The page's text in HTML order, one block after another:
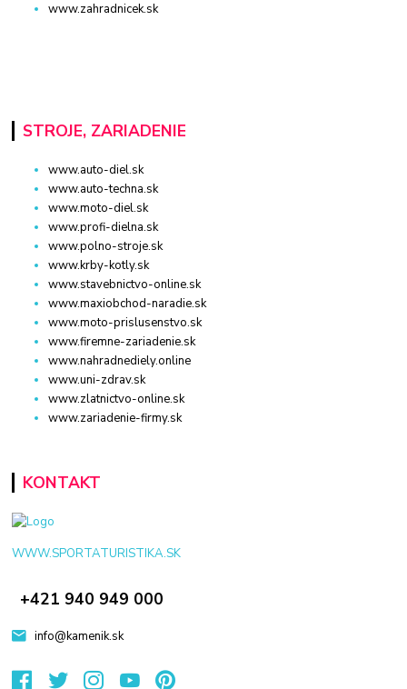
www.zahradnicek.sk
STROJE, ZARIADENIE
www.auto-diel.sk
www.auto-techna.sk
www.moto-diel.sk
www.profi-dielna.sk
www.polno-stroje.sk
www.krby-kotly.sk
www.stavebnictvo-online.sk
www.maxiobchod-naradie.sk
www.moto-prislusenstvo.sk
www.firemne-zariadenie.sk
www.nahradnediely.online
www.uni-zdrav.sk
www.zlatnictvo-online.sk
www.zariadenie-firmy.sk
KONTAKT
WWW.SPORTATURISTIKA.SK
+421 940 949 000
info@kamenik.sk